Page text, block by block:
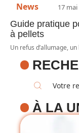
News 17
Guide pratique
à pellets
Un refus d’allumage,
À LA